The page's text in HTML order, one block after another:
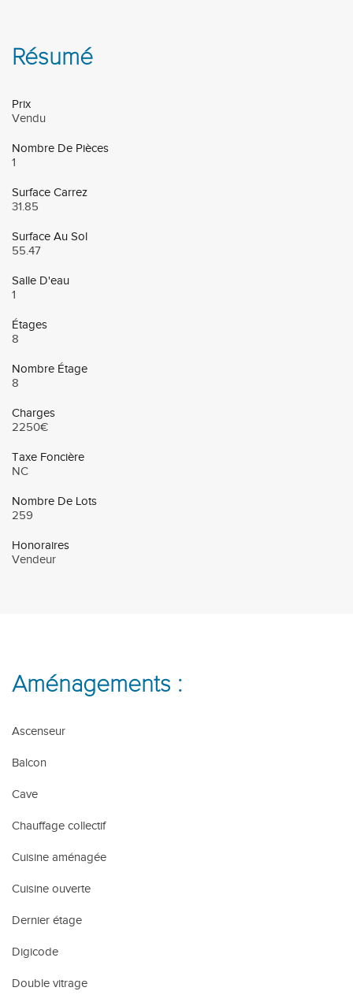
Résumé
Prix
Vendu
Nombre De Pièces
1
Surface Carrez
31.85
Surface Au Sol
55.47
Salle D'eau
1
Étages
8
Nombre Étage
8
Charges
2250€
Taxe Foncière
NC
Nombre De Lots
259
Honoraires
Vendeur
Aménagements :
Ascenseur
Balcon
Cave
Chauffage collectif
Cuisine aménagée
Cuisine ouverte
Dernier étage
Digicode
Double vitrage